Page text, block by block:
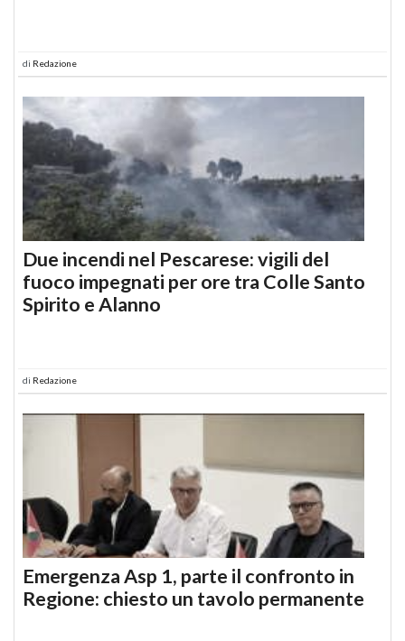
di Redazione
Due incendi nel Pescarese: vigili del
fuoco impegnati per ore tra Colle Santo
Spirito e Alanno
di Redazione
Emergenza Asp 1, parte il confronto in
Regione: chiesto un tavolo permanente